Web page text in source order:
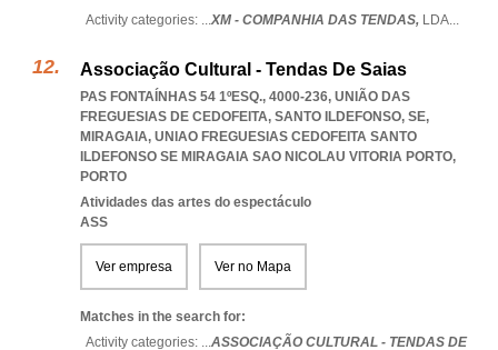
Activity categories: ...XM - COMPANHIA DAS TENDAS, LDA...
Associação Cultural - Tendas De Saias
PAS FONTAÍNHAS 54 1ºESQ., 4000-236, UNIÃO DAS
FREGUESIAS DE CEDOFEITA, SANTO ILDEFONSO, SE,
MIRAGAIA, UNIAO FREGUESIAS CEDOFEITA SANTO
ILDEFONSO SE MIRAGAIA SAO NICOLAU VITORIA PORTO,
PORTO
Atividades das artes do espectáculo
ASS
Ver empresa Ver no Mapa
Matches in the search for:
Activity categories: ...ASSOCIAÇÃO CULTURAL - TENDAS DE